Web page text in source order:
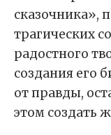
сказочника»,
трагических
радостного
создания его
от правды,
этом создать